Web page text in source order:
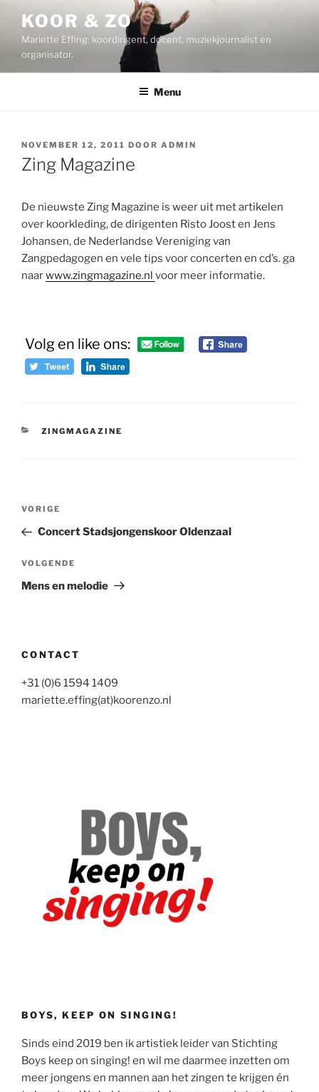
inhoud
KOOR & ZO
Mariette Effing: koordirigent, docent, muziekjournalist en
organisator.
Menu
GEPLAATST
OP
NOVEMBER 12, 2011 DOOR ADMIN
Zing Magazine
De nieuwste Zing Magazine is weer uit met artikelen
over koorkleding, de dirigenten Risto Joost en Jens
Johansen, de Nederlandse Vereniging van
Zangpedagogen en vele tips voor concerten en cd’s. ga
naarwww.zingmagazine.nl voor meer informatie.
Volg en like ons:
CATEGORIEËN
ZINGMAGAZINE
Bericht
Vorig
bericht
VORIGE
Concert Stadsjongenskoor Oldenzaal
Volgend
bericht
VOLGENDE
Mens en melodie
CONTACT
+31 (0)6 1594 1409
mariette.effing(at)koorenzo.nl
BOYS, KEEP ON SINGING!
Sinds eind 2019 ben ik artistiek leider van Stichting
Boys keep on singing! en wil me daarmee inzetten om
meer jongens en mannen aan het zingen te krijgen én